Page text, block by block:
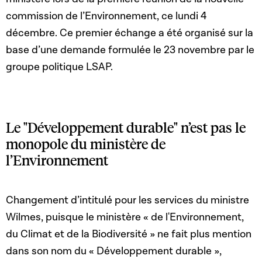
commission de l’Environnement, ce lundi 4
décembre. Ce premier échange a été organisé sur la
base d’une demande formulée le 23 novembre par le
groupe politique LSAP.
Le "Développement durable" n’est pas le
monopole du ministère de
l’Environnement
Changement d’intitulé pour les services du ministre
Wilmes, puisque le ministère « de l'Environnement,
du Climat et de la Biodiversité » ne fait plus mention
dans son nom du « Développement durable »,